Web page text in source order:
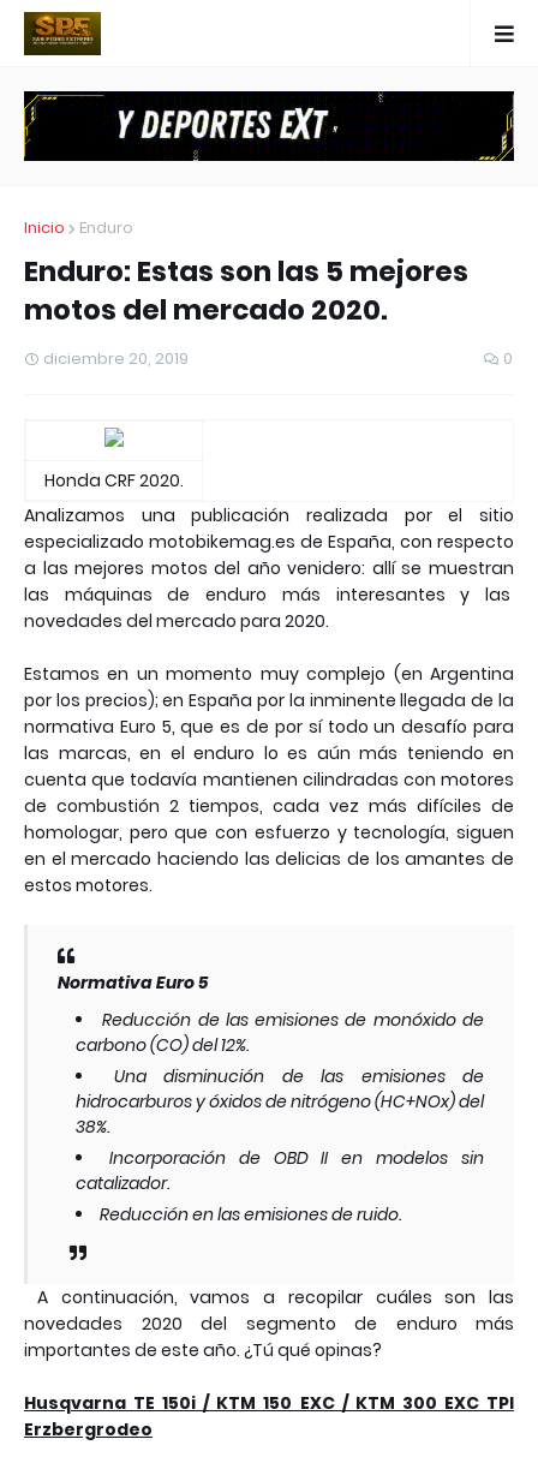
Inicio Enduro
Enduro: Estas son las 5 mejores
motos del mercado 2020.
diciembre 20, 2019 0
Honda CRF 2020.
Analizamos una publicación realizada por el sitio
especializado motobikemag.es de España, con respecto
a las mejores motos del año venidero: allí se muestran
las máquinas de enduro más interesantes y las
novedades del mercado para 2020.
Estamos en un momento muy complejo (en Argentina
por los precios); en España por la inminente llegada de la
normativa Euro 5, que es de por sí todo un desafío para
las marcas, en el enduro lo es aún más teniendo en
cuenta que todavía mantienen cilindradas con motores
de combustión 2 tiempos, cada vez más difíciles de
homologar, pero que con esfuerzo y tecnología, siguen
en el mercado haciendo las delicias de los amantes de
estos motores.
Normativa Euro 5
Reducción de las emisiones de monóxido de
carbono (CO) del 12%.
Una disminución de las emisiones de
hidrocarburos y óxidos de nitrógeno (HC+NOx) del
38%.
Incorporación de OBD II en modelos sin
catalizador.
Reducción en las emisiones de ruido.
A continuación, vamos a recopilar cuáles son las
novedades 2020 del segmento de enduro más
importantes de este año. ¿Tú qué opinas?
Husqvarna TE 150i / KTM 150 EXC / KTM 300 EXC TPI
Erzbergrodeo